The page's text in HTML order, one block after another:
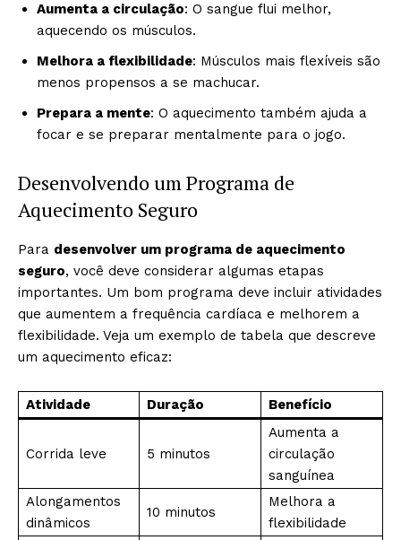
Aumenta a circulação: O sangue flui melhor,
aquecendo os músculos.
Melhora a flexibilidade: Músculos mais flexíveis são
menos propensos a se machucar.
Prepara a mente: O aquecimento também ajuda a
focar e se preparar mentalmente para o jogo.
Desenvolvendo um Programa de
Aquecimento Seguro
Para desenvolver um programa de aquecimento
seguro, você deve considerar algumas etapas
importantes. Um bom programa deve incluir atividades
que aumentem a frequência cardíaca e melhorem a
flexibilidade. Veja um exemplo de tabela que descreve
um aquecimento eficaz:
Atividade Duração Benefício
Corrida leve 5 minutos
Aumenta a
circulação
sanguínea
Alongamentos
dinâmicos
10 minutos
Melhora a
flexibilidade